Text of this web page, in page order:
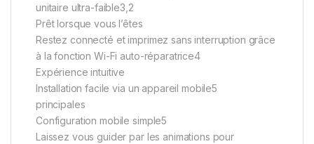
unitaire ultra-faible3,2
Prêt lorsque vous l’êtes
Restez connecté et imprimez sans interruption grâce
à la fonction Wi-Fi auto-réparatrice4
Expérience intuitive
Installation facile via un appareil mobile5
principales
Configuration mobile simple5
Laissez vous guider par les animations pour